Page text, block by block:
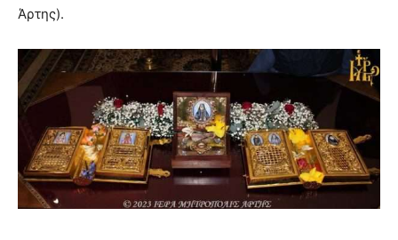
Άρτης).